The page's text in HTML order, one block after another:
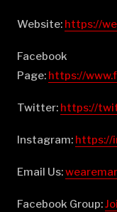
Website: ⁠⁠⁠⁠⁠⁠⁠⁠⁠⁠⁠⁠⁠⁠⁠⁠⁠⁠⁠⁠⁠⁠⁠⁠⁠⁠⁠⁠⁠⁠⁠⁠⁠⁠⁠⁠⁠⁠⁠⁠⁠⁠⁠⁠⁠⁠⁠⁠⁠⁠https://
Facebook
Page: ⁠⁠⁠⁠⁠⁠⁠⁠⁠⁠⁠⁠⁠⁠⁠⁠⁠⁠⁠⁠⁠⁠⁠⁠⁠⁠⁠⁠⁠⁠⁠⁠⁠⁠⁠⁠⁠⁠⁠⁠⁠⁠⁠⁠⁠⁠⁠⁠⁠⁠https://
Twitter: ⁠⁠⁠⁠⁠⁠⁠⁠⁠⁠⁠⁠⁠⁠⁠⁠⁠⁠⁠⁠⁠⁠⁠⁠⁠⁠⁠⁠⁠⁠⁠⁠⁠⁠⁠⁠⁠⁠⁠⁠⁠⁠⁠⁠⁠⁠⁠⁠⁠⁠https://
Instagram: ⁠⁠⁠⁠⁠⁠⁠⁠⁠⁠⁠⁠⁠⁠⁠⁠⁠⁠⁠⁠⁠⁠⁠⁠⁠⁠⁠⁠⁠⁠⁠⁠⁠⁠⁠⁠⁠⁠⁠⁠⁠⁠⁠⁠⁠⁠⁠⁠⁠⁠https://
Email Us:
Facebook Group: